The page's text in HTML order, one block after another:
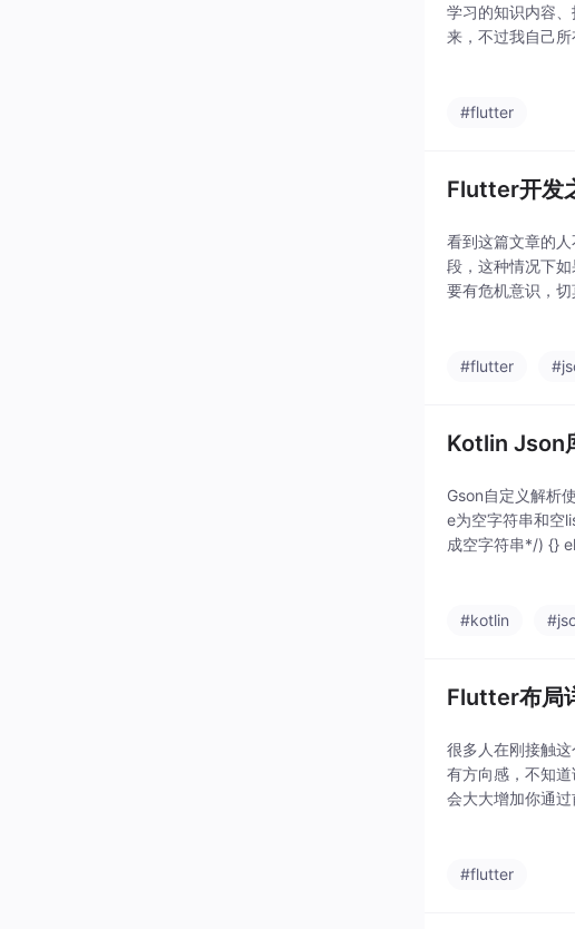
学习的知识内容
来，不过我自己
#flutter
Flutter开
看到这篇文章的
段，这种情况下
要有危机意识，
#flutter
Kotlin Json
Gson自定义解析
e为空字符串和
成空字符串*/) {}
#kotlin
Flutter布局
很多人在刚接触
有方向感，不知
会大大增加你通
#flutter